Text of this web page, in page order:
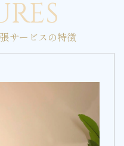
サービスの特徴